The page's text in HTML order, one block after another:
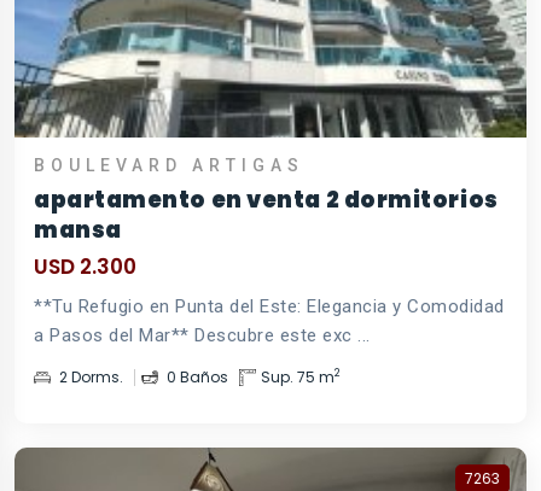
BOULEVARD ARTIGAS
apartamento en venta 2 dormitorios
mansa
USD 2.300
**Tu Refugio en Punta del Este: Elegancia y Comodidad
a Pasos del Mar** Descubre este exc ...
2 Dorms. 0 Baños Sup. 75 m2
7263